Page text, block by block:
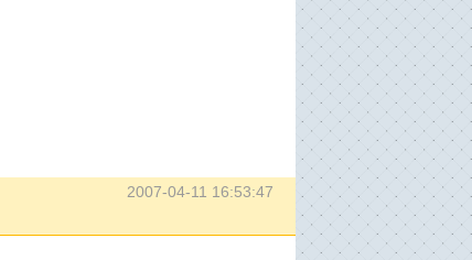
2007-04-11 16:53:47